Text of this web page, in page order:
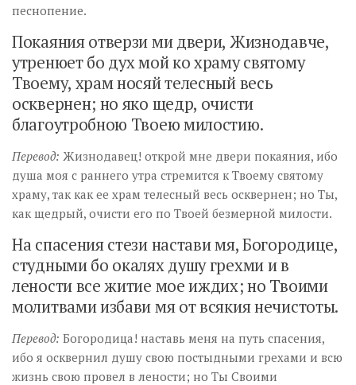
песнопение.
Покаяния отверзи ми двери, Жизнодавче,
утренюет бо дух мой ко храму святому
Твоему, храм носяй телесный весь
осквернен; но яко щедр, очисти
благоутробною Твоею милостию.
Перевод: Жизнодавец! открой мне двери покаяния, ибо
душа моя с раннего утра стремится к Твоему святому
храму, так как ее храм телесный весь осквернен; но Ты,
как щедрый, очисти его по Твоей безмерной милости.
На спасения стези настави мя, Богородице,
студными бо окалях душу грехми и в
лености все житие мое иждих; но Твоими
молитвами избави мя от всякия нечистоты.
Перевод: Богородица! наставь меня на путь спасения,
ибо я осквернил душу свою постыдными грехами и всю
жизнь свою провел в лености; но Ты Своими